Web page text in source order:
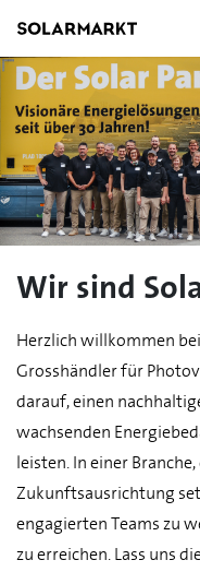
Login
Angemeldet
Wir sind
Herzlich willkommen
Grosshändler für
darauf, einen
wachsenden
leisten. In einer
Zukunftsausrichtung
engagierten Teams zu
zu erreichen. Lass uns